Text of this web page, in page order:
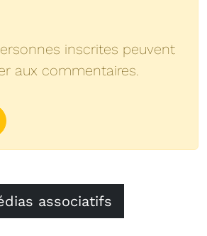
inscrites peuvent
aux commentaires.
associatifs